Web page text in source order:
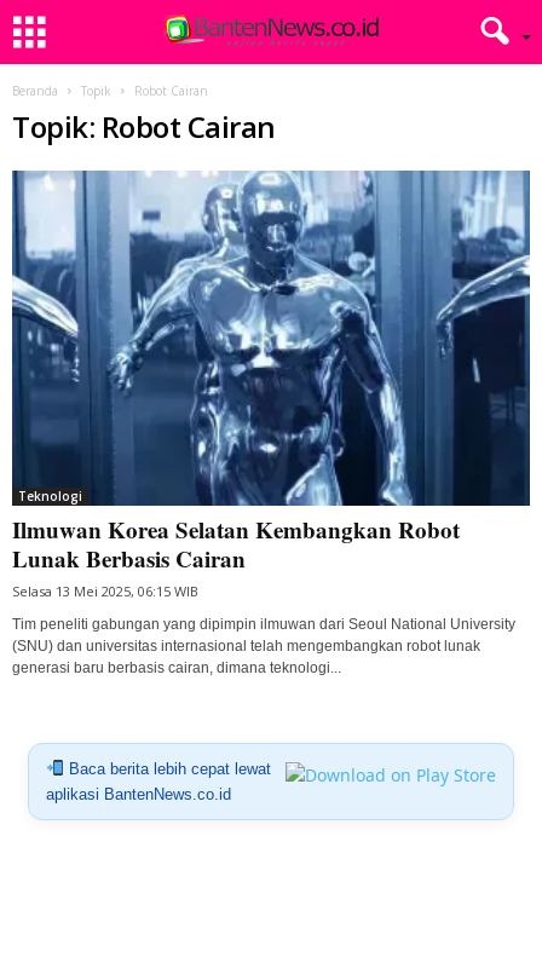
Beranda Topik Robot Cairan
Topik: Robot Cairan
Teknologi
Ilmuwan Korea Selatan Kembangkan Robot
Lunak Berbasis Cairan
Selasa 13 Mei 2025, 06:15 WIB
Tim peneliti gabungan yang dipimpin ilmuwan dari Seoul National University
(SNU) dan universitas internasional telah mengembangkan robot lunak
generasi baru berbasis cairan, dimana teknologi...
Baca berita lebih cepat lewat
aplikasi BantenNews.co.id